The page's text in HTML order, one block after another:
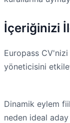
İçeriğinizi
Europass CV'nizi
yöneticisini
Dinamik eylem
neden ideal